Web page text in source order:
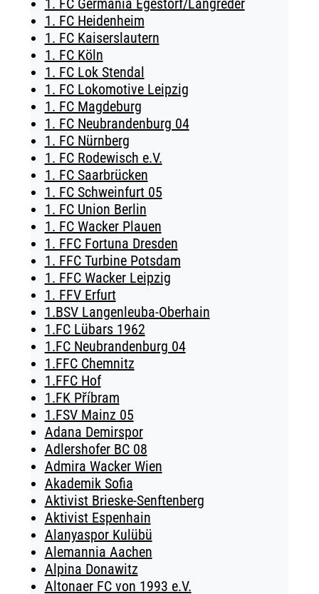
TICKETING
1. FC Germania Egestorf/Langreder
1. FC Heidenheim
1. FC Kaiserslautern
1. FC Köln
1. FC Lok Stendal
1. FC Lokomotive Leipzig
1. FC Magdeburg
1. FC Neubrandenburg 04
1. FC Nürnberg
1. FC Rodewisch e.V.
1. FC Saarbrücken
1. FC Schweinfurt 05
1. FC Union Berlin
1. FC Wacker Plauen
1. FFC Fortuna Dresden
1. FFC Turbine Potsdam
1. FFC Wacker Leipzig
1. FFV Erfurt
1.BSV Langenleuba-Oberhain
1.FC Lübars 1962
1.FC Neubrandenburg 04
1.FFC Chemnitz
1.FFC Hof
1.FK Příbram
1.FSV Mainz 05
Adana Demirspor
Adlershofer BC 08
Admira Wacker Wien
Akademik Sofia
Aktivist Brieske-Senftenberg
Aktivist Espenhain
Alanyaspor Kulübü
Alemannia Aachen
Alpina Donawitz
Altonaer FC von 1993 e.V.